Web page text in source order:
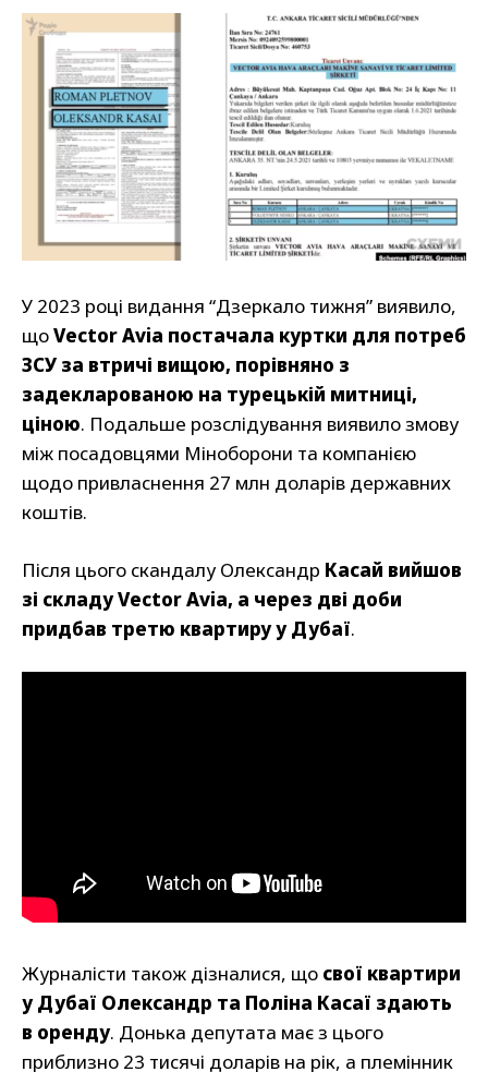
У 2023 році видання “Дзеркало тижня” виявило,
щоVector Avia постачала куртки для потреб
ЗСУ за втричі вищою, порівняно з
задекларованою на турецькій митниці,
ціною. Подальше розслідування виявило змову
між посадовцями Міноборони та компанією
щодо привласнення 27 млн доларів державних
коштів.
Після цього скандалу Олександр Касай вийшов
зі складу Vector Avia, а через дві доби
придбав третю квартиру у Дубаї.
Журналісти також дізналися, що свої квартири
у Дубаї Олександр та Поліна Касаї здають
в оренду. Донька депутата має з цього
приблизно 23 тисячі доларів на рік, а племінник